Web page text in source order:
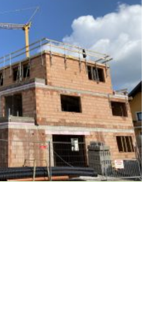
die die Außenwelt mit der
Persönliche steht stets im